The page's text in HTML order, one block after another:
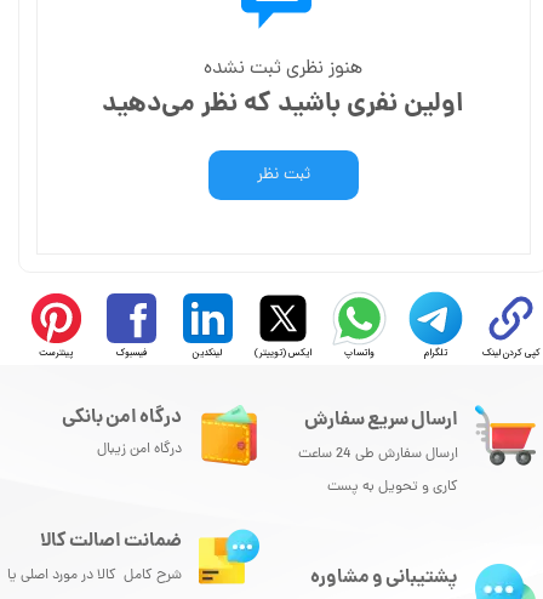
هنوز نظری ثبت نشده
اولین نفری باشید که نظر می‌دهید
ثبت نظر
کپی کردن لینک تلگرام واتساپ ایکس (توییتر) لینکدین فیسبوک پینترست
ارسال سریع سفارش
ارسال سفارش طی 24 ساعت
کاری و تحویل به پست
درگاه امن بانکی
درگاه امن زیبال
پشتیبانی و مشاوره
ضمانت اصالت کالا
شرح کامل کالا در مورد اصلی یا